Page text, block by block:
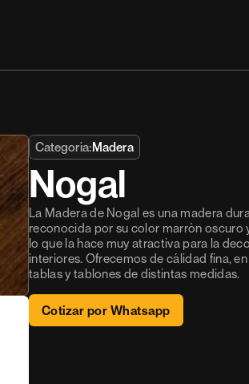
Categoría:Madera
Nogal
La Madera de Nogal es una madera
reconocida por su color marrón oscuro
lo que la hace muy atractiva para la
interiores. Ofrecemos de cálidad fina,
tablas y tablones de distintas medidas.
Cotizar por Whatsapp